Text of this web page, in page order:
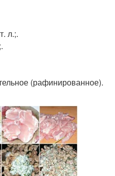
л.;.
(рафинированное).